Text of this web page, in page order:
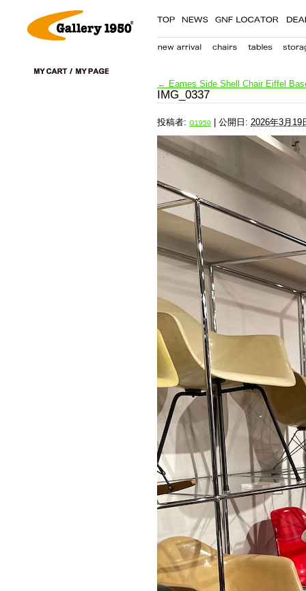
← Eames Side Shell Chair Eiffel
IMG_0337
投稿者: G1950 公開日: 2026年3月19